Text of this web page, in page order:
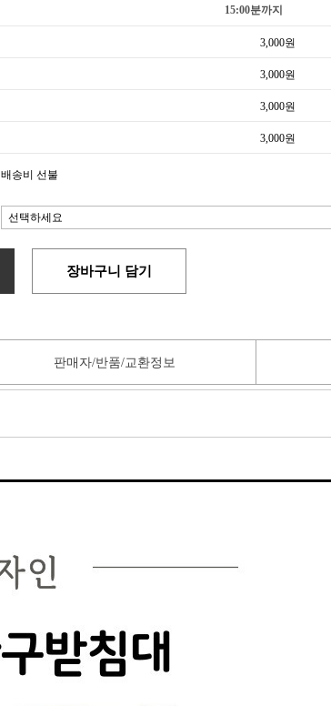
15:00분까지
3,000원
3,000원
3,000원
3,000원
배송비 선불
장바구니 담기
판매자/반품/교환정보